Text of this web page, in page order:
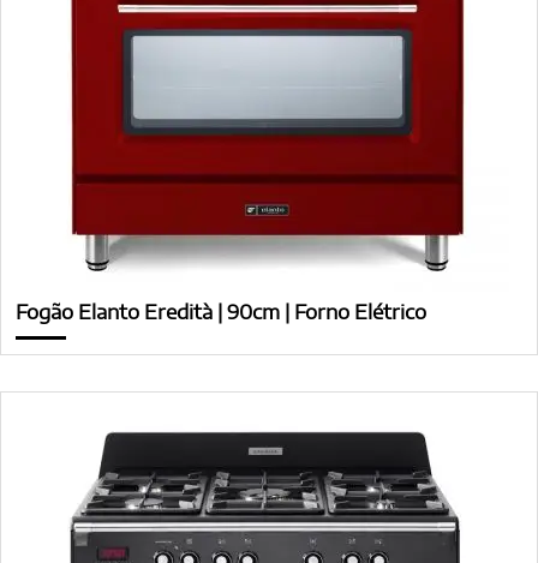
Fogão Elanto Eredità | 90cm | Forno Elétrico